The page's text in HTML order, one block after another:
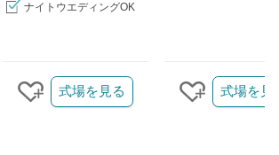
ナイトウエディングOK
クリップする
式場を見る
クリップす
式場を見